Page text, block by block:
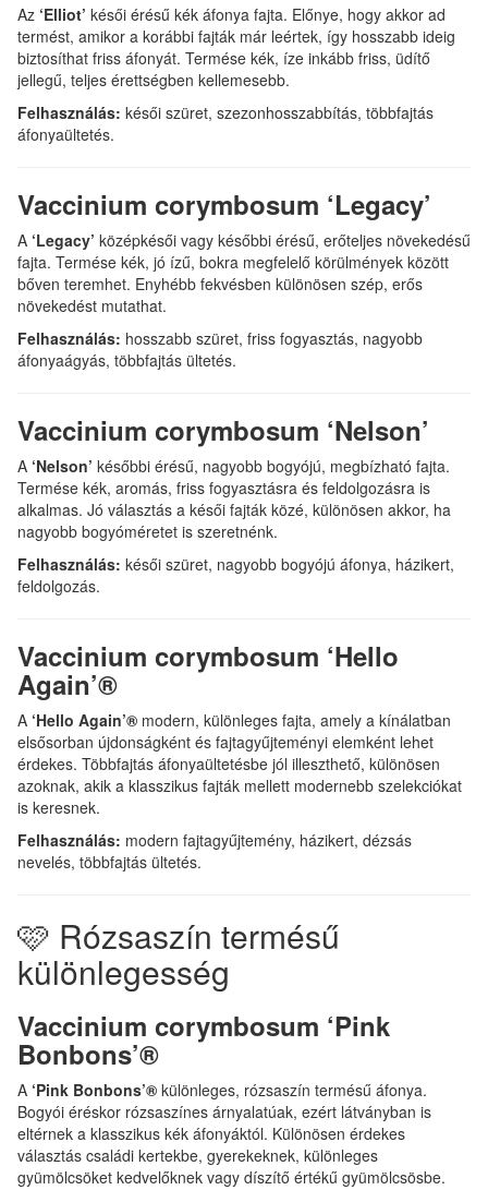
Az ‘Elliot’ késői érésű kék áfonya fajta. Előnye, hogy akkor ad
termést, amikor a korábbi fajták már leértek, így hosszabb ideig
biztosíthat friss áfonyát. Termése kék, íze inkább friss, üdítő
jellegű, teljes érettségben kellemesebb.
Felhasználás: késői szüret, szezonhosszabbítás, többfajtás
áfonyaültetés.
Vaccinium corymbosum ‘Legacy’
A ‘Legacy’ középkésői vagy későbbi érésű, erőteljes növekedésű
fajta. Termése kék, jó ízű, bokra megfelelő körülmények között
bőven teremhet. Enyhébb fekvésben különösen szép, erős
növekedést mutathat.
Felhasználás: hosszabb szüret, friss fogyasztás, nagyobb
áfonyaágyás, többfajtás ültetés.
Vaccinium corymbosum ‘Nelson’
A ‘Nelson’ későbbi érésű, nagyobb bogyójú, megbízható fajta.
Termése kék, aromás, friss fogyasztásra és feldolgozásra is
alkalmas. Jó választás a késői fajták közé, különösen akkor, ha
nagyobb bogyóméretet is szeretnénk.
Felhasználás: késői szüret, nagyobb bogyójú áfonya, házikert,
feldolgozás.
Vaccinium corymbosum ‘Hello
Again’®
A ‘Hello Again’® modern, különleges fajta, amely a kínálatban
elsősorban újdonságként és fajtagyűjteményi elemként lehet
érdekes. Többfajtás áfonyaültetésbe jól illeszthető, különösen
azoknak, akik a klasszikus fajták mellett modernebb szelekciókat
is keresnek.
Felhasználás: modern fajtagyűjtemény, házikert, dézsás
nevelés, többfajtás ültetés.
🩷 Rózsaszín termésű
különlegesség
Vaccinium corymbosum ‘Pink
Bonbons’®
A ‘Pink Bonbons’® különleges, rózsaszín termésű áfonya.
Bogyói éréskor rózsaszínes árnyalatúak, ezért látványban is
eltérnek a klasszikus kék áfonyáktól. Különösen érdekes
választás családi kertekbe, gyerekeknek, különleges
gyümölcsöket kedvelőknek vagy díszítő értékű gyümölcsösbe.